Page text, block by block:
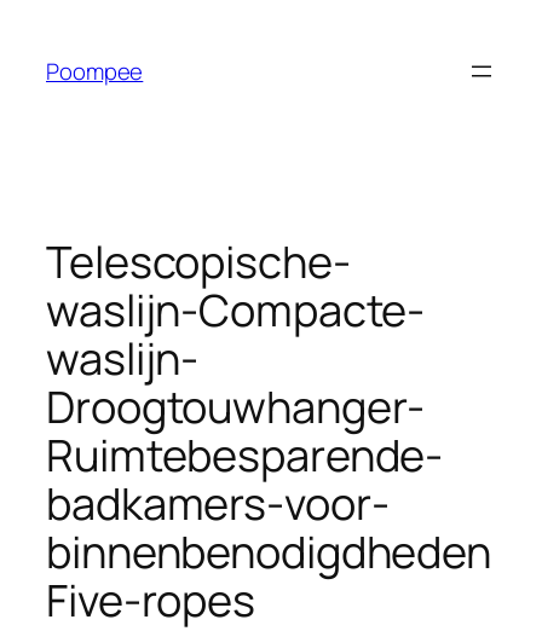
Poompee
Telescopische-
waslijn-Compacte-
waslijn-
Droogtouwhanger-
Ruimtebesparende-
badkamers-voor-
binnenbenodigdheden
Five-ropes